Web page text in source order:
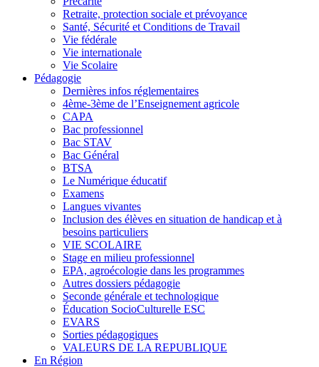
Retraite, protection sociale et prévoyance
Santé, Sécurité et Conditions de Travail
Vie fédérale
Vie internationale
Vie Scolaire
Pédagogie
Dernières infos réglementaires
4ème-3ème de l’Enseignement agricole
CAPA
Bac professionnel
Bac STAV
Bac Général
BTSA
Le Numérique éducatif
Examens
Langues vivantes
Inclusion des élèves en situation de handicap et à
besoins particuliers
VIE SCOLAIRE
Stage en milieu professionnel
EPA, agroécologie dans les programmes
Autres dossiers pédagogie
Seconde générale et technologique
Éducation SocioCulturelle ESC
EVARS
Sorties pédagogiques
VALEURS DE LA REPUBLIQUE
En Région